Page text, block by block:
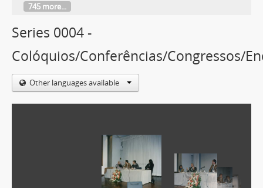
745 more...
Series 0004 -
Colóquios/Conferências/Congressos/
Other languages available